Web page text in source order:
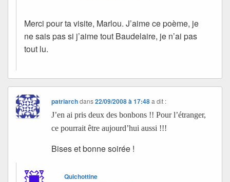
Merci pour ta visite, Marlou. J’aime ce poème, je
ne sais pas si j’aime tout Baudelaire, je n’ai pas
tout lu.
patriarchdans22/09/2008 à 17:48 a dit :
J’en ai pris deux des bonbons !! Pour l’étranger,
ce pourrait être aujourd’hui aussi !!!
Bises et bonne soirée !
Quichottine